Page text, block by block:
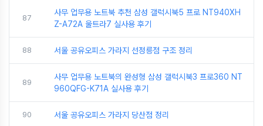
87
사무 업무용 노트북 추천 삼성 갤럭시북5 프로 NT940XH
Z-A72A 울트라7 실사용 후기
88 서울 공유오피스 가라지 선정릉점 구조 정리
89
사무 업무용 노트북의 완성형 삼성 갤럭시북3 프로360 NT
960QFG-K71A 실사용 후기
90 서울 공유오피스 가라지 당산점 정리